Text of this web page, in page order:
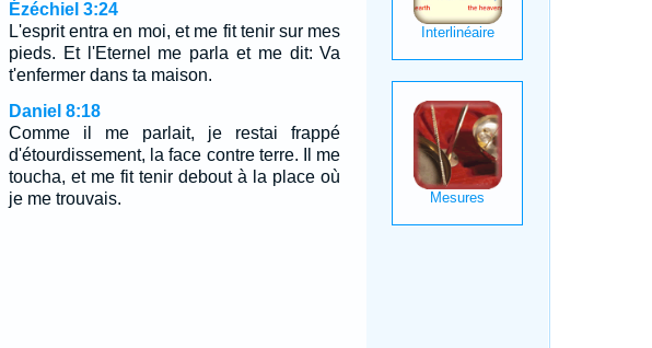
Ézéchiel 3:24
L'esprit entra en moi, et me fit tenir sur mes
pieds. Et l'Eternel me parla et me dit: Va
t'enfermer dans ta maison.
Daniel 8:18
Comme il me parlait, je restai frappé
d'étourdissement, la face contre terre. Il me
toucha, et me fit tenir debout à la place où
je me trouvais.